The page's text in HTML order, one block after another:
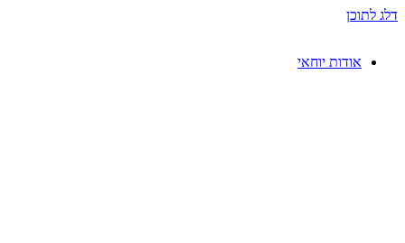
דלג לתוכן
אודות יוחאי